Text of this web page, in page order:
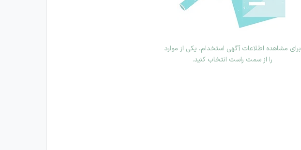
برای مشاهده اطلاعات آگهی استخدام، یکی از موارد
را از سمت راست انتخاب کنید.